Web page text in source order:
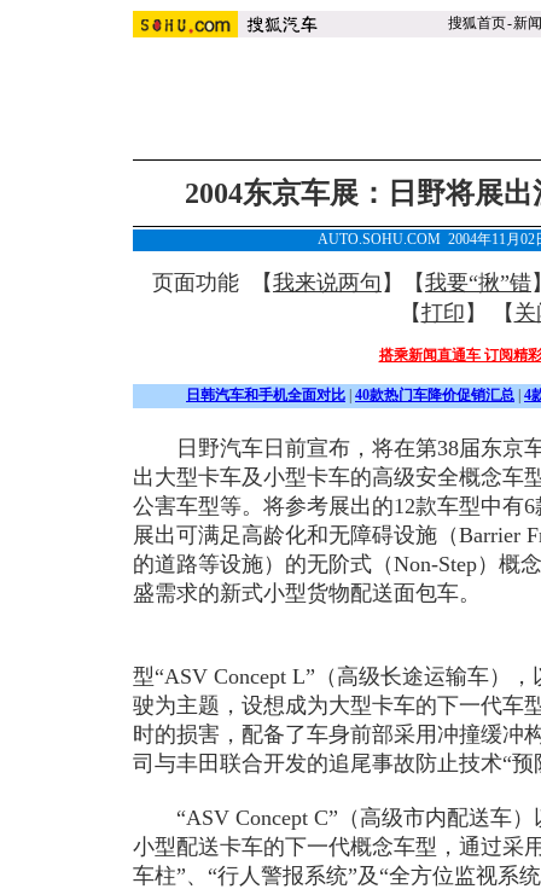
搜狐首页-新闻
2004东京车展：日野将展
AUTO.SOHU.COM 2004年11月
页面功能 【我来说两句 】【我要“揪”错
【打印 】 【 关
搭乘新闻直通车 订阅精
日韩汽车和手机全面对比 40款热门车降价促销汇总 4
日野汽车日前宣布，将在第38届东京车
出大型卡车及小型卡车的高级安全概念车
公害车型等。将参考展出的12款车型中有
展出可满足高龄化和无障碍设施（Barrier
的道路等设施）的无阶式（Non-Step）概
盛需求的新式小型货物配送面包车。
型“ASV Concept L”（高级长途运输车）
驶为主题，设想成为大型卡车的下一代车
时的损害，配备了车身前部采用冲撞缓冲
司与丰田联合开发的追尾事故防止技术“
“ASV Concept C”（高级市内配送车）
小型配送卡车的下一代概念车型，通过采
车柱”、“行人警报系统”及“全方位监视系